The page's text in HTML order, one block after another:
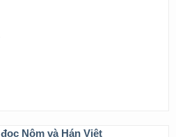
Nôm và Hán Việt